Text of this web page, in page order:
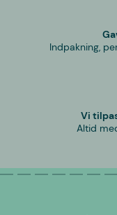
Indpakning,
Vi
Altid